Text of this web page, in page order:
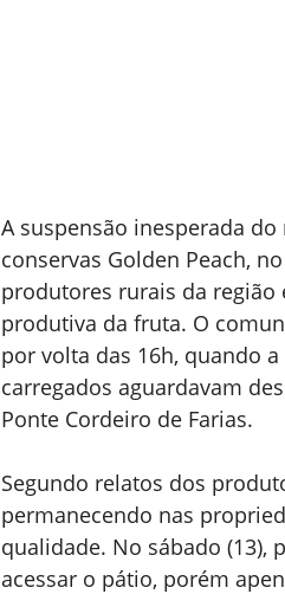
A suspensão inesperada
conservas Golden Peach,
produtores rurais da região
produtiva da fruta. O
por volta das 16h, quando
carregados aguardavam
Ponte Cordeiro de Farias.
Segundo relatos dos
permanecendo nas
qualidade. No sábado (13),
acessar o pátio, porém